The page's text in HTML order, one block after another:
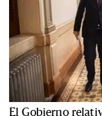
El Gobierno